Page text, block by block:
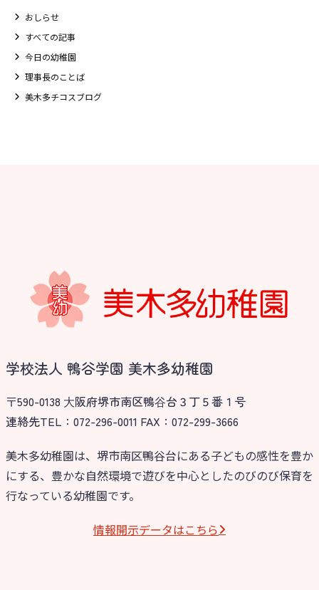
おしらせ
すべての記事
今日の幼稚園
理事長のことば
美木多チコスブログ
学校法人 鴨谷学園 美木多幼稚園
〒590-0138 ⼤阪府堺市南区鴨⾕台３丁５番１号
連絡先TEL：072-296-0011 FAX：072-299-3666
美木多幼稚園は、堺市南区鴨谷台にある子どもの感性を豊か
にする、豊かな自然環境で遊びを中心としたのびのび保育を
行なっている幼稚園です。
情報開⽰データはこちら